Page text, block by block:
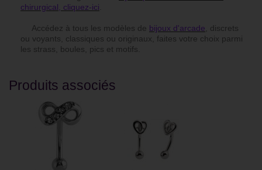
chirurgical, cliquez-ici
Accédez à tous les modèles de bijoux d'arcade , discrets
ou voyants, classiques ou originaux, faites votre choix parmi
les strass, boules, pics et motifs.
Produits associés